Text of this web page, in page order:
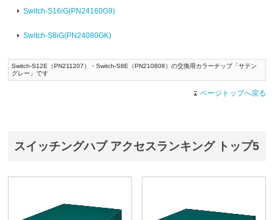
Switch-S16iG(PN24160G9)
Switch-S8iG(PN24080GK)
Switch-S12E（PN211207）・Switch-S8E（PN210808）の交換用カラーチップ「サテン
グレー」です
ページトップへ戻る
スイッチングハブ アクセスランキング トップ5